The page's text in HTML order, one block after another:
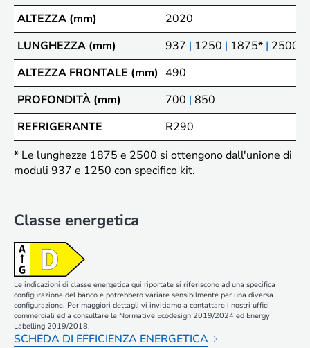
ALTEZZA (mm)
2020
LUNGHEZZA (mm)
937 | 1250 | 1875* | 2500*
ALTEZZA FRONTALE (mm) 490
PROFONDITÀ (mm)
700 | 850
REFRIGERANTE
R290
* Le lunghezze 1875 e 2500 si ottengono dall'unione di
moduli 937 e 1250 con specifico kit.
Classe energetica
Le indicazioni di classe energetica qui riportate si riferiscono ad una specifica
configurazione del banco e potrebbero variare sensibilmente per una diversa
configurazione. Per maggiori dettagli vi invitiamo a contattare i nostri uffici
commerciali ed a consultare le Normative Ecodesign 2019/2024 ed Energy
Labelling 2019/2018.
SCHEDA DI EFFICIENZA ENERGETICA